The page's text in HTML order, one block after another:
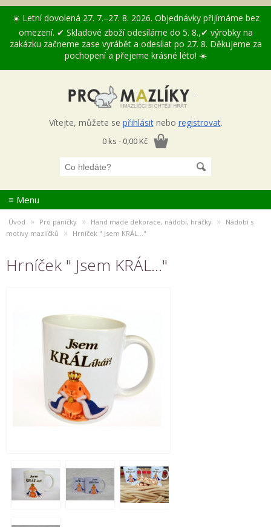
☀️ Letní dovolená 27. 7.–27. 8. 2026. Objednávky přijímáme bez
omezení. ✔ Skladové zboží odesíláme do 5. 8.,✔ výrobky na
zakázku začneme zase vyrábět a odesílat po 27. 8. Děkujeme za
pochopení a přejeme krásné léto! ☀️
Vítejte, můžete se přihlásitnebo registrovat.
0 ks - 0,00 Kč
≡ Menu
Úvod » Pro páníčky » Hand made dekorace, nádobí, hračky »
Nádobí s
motivy mazlíčků
» Hrníček " Jsem KRÁL..."
Hrníček " Jsem KRÁL..."